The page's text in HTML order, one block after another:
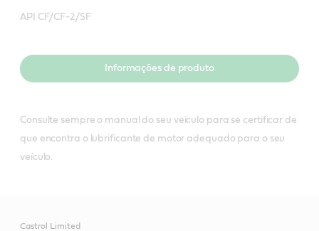
API CF/CF-2/SF
Informações de produto
Consulte sempre o manual do seu veículo para se certificar de
que encontra o lubrificante de motor adequado para o seu
veículo.
Castrol Limited